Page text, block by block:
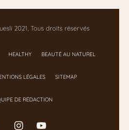
2021, Tous droits réservés
HEALTHY BEAUTÉ AU NATUREL
LÉGALES SITEMAP
DE RÉDACTION